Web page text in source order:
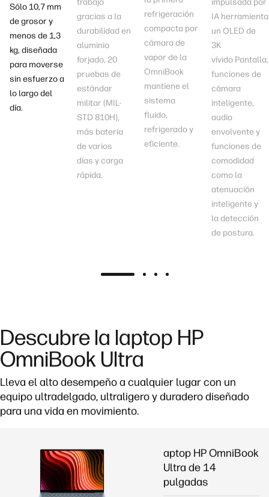
Sólo 10,7 mm
de grosor y
menos de 1,3
kg, diseñada
para moverse
sin esfuerzo a
lo largo del
día.
trabajo
gracias a la
durabilidad en
aluminio
forjado, 20
pruebas de
estándar
militar (MIL-
STD 810H),
más batería
de varios
días y carga
rápida.
refrigeración
compacta por
cámara de
vapor de la
OmniBook
mantiene el
sistema
fluido,
refrigerado y
eficiente.
impulsada por
IA
un OLED de
3K
vívido Pantalla,
funciones de
cámara
inteligente,
audio
envolvente y
funciones de
comodidad
como la
atenuación
inteligente y
la detección
de postura.
Descubre la laptop HP
OmniBook Ultra
Lleva el alto desempeño a cualquier lugar con un
equipo ultradelgado, ultraligero y duraderodiseñado
para una vida en movimiento.
aptop HP OmniBook
Ultra de 14
pulgadas